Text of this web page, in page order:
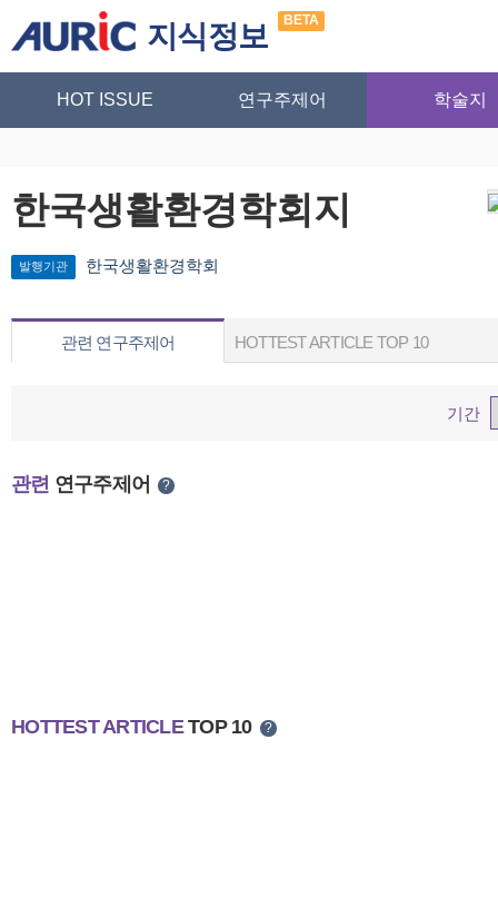
지식정보 BETA
HOT ISSUE 연구주제어 학술지
한국생활환경학회지
발행기관 한국생활환경학회
관련 연구주제어 HOTTEST ARTICLE TOP 10
기간
관련 연구주제어 ?
HOTTEST ARTICLETOP 10 ?